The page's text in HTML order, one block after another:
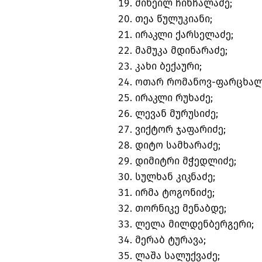
მიხეილ ჩინჩალაძე;
თეა წულუკიანი;
ირაკლი ქარსელაძე;
მამუკა მდინარაძე;
კახი ბექაური;
ოთარ რომანოვ-
ირაკლი რუხაძე;
ლევან მურუსიძე;
ვიქტორ ჯაფარიძე;
დიტო სამხარაძე;
დიმიტრი მჭედლიძე;
სულხან კიკნაძე;
ირმა ტოგონიძე;
თორნიკე მენაბდე;
ლელა მილდენბერგერი;
მერაბ ტურავა;
ლაშა სალუქვაძე;